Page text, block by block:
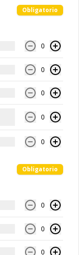
que más te
bowl como tu
Los Ingredientes
+ Refresco 600 ml.
Nachos Individuales
Obligatorio
0
0
0
0
0
Obligatorio
0
0
0